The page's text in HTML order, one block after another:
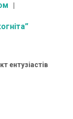
ентузіастів